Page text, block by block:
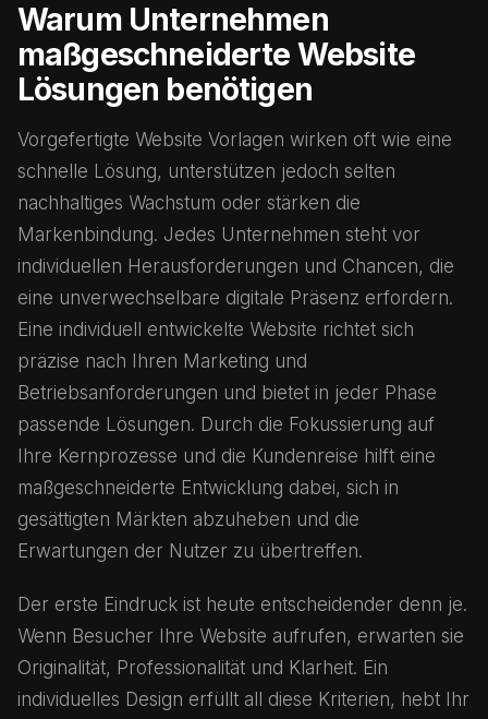
Warum Unternehmen
maßgeschneiderte Website
Lösungen benötigen
Vorgefertigte Website Vorlagen wirken oft wie eine
schnelle Lösung, unterstützen jedoch selten
nachhaltiges Wachstum oder stärken die
Markenbindung. Jedes Unternehmen steht vor
individuellen Herausforderungen und Chancen, die
eine unverwechselbare digitale Präsenz erfordern.
Eine individuell entwickelte Website richtet sich
präzise nach Ihren Marketing und
Betriebsanforderungen und bietet in jeder Phase
passende Lösungen. Durch die Fokussierung auf
Ihre Kernprozesse und die Kundenreise hilft eine
maßgeschneiderte Entwicklung dabei, sich in
gesättigten Märkten abzuheben und die
Erwartungen der Nutzer zu übertreffen.
Der erste Eindruck ist heute entscheidender denn je.
Wenn Besucher Ihre Website aufrufen, erwarten sie
Originalität, Professionalität und Klarheit. Ein
individuelles Design erfüllt all diese Kriterien, hebt Ihr